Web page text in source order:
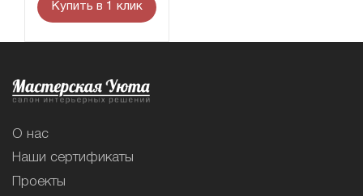
Купить в 1 клик
О нас
Наши сертификаты
Проекты